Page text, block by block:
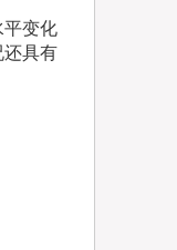
平变化
还具有